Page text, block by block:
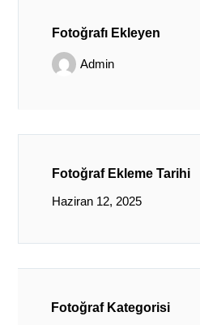
Fotoğrafı Ekleyen
Admin
Fotoğraf Ekleme Tarihi
Haziran 12, 2025
Fotoğraf Kategorisi